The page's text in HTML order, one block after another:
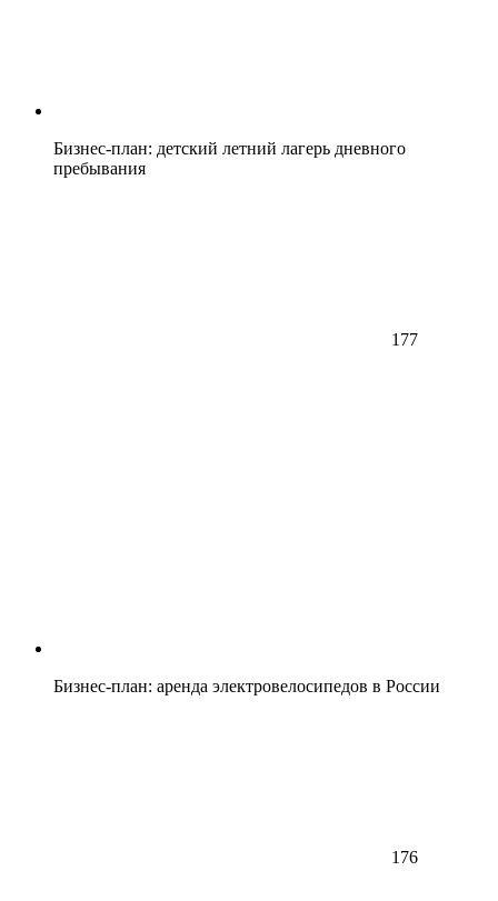
Бизнес-план: детский летний лагерь дневного
пребывания
177
Бизнес-план: аренда электровелосипедов в России
176